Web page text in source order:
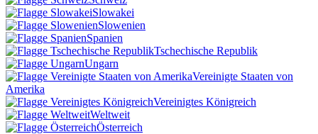
Slowakei
Slowenien
Spanien
Tschechische Republik
Ungarn
Vereinigte Staaten von
Amerika
Vereinigtes Königreich
Weltweit
Österreich